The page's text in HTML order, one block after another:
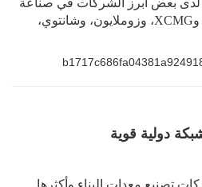
بعض أبرز الشركات في صناعة
معدات البناء الصينية: ساني، وXCMG، وزوملايون، وشانتوي،
دولية قوية
تصنيع معدات البناء وأكثرها